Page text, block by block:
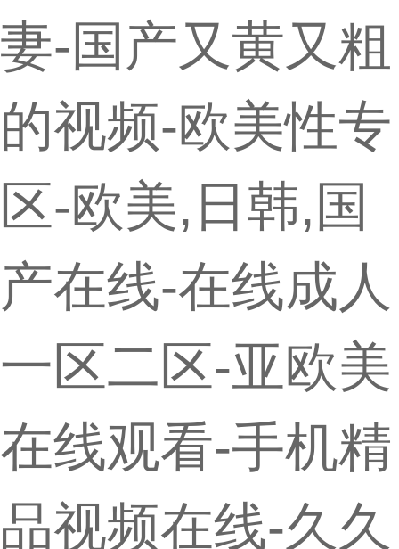
妻-国产又黄又粗
的视频-欧美性专
区-欧美,日韩,国
产在线-在线成人
一区二区-亚欧美
在线观看-手机精
品视频在线-久久